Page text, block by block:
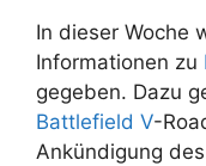
In dieser Woche
Informationen zu
gegeben. Dazu
Battlefield V-
Ankündigung